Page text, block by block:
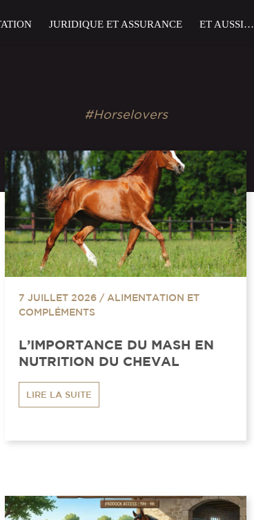
JURIDIQUE ET ASSURANCE ET AUSSI…
#Horselovers
7 JUILLET 2026 / ALIMENTATION ET
COMPLÉMENTS
L’IMPORTANCE DU MASH EN
NUTRITION DU CHEVAL
LIRE LA SUITE